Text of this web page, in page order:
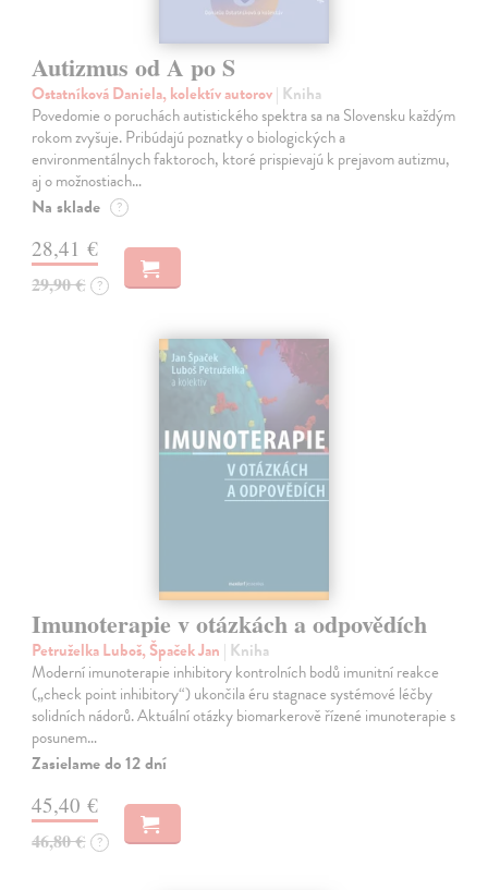
Autizmus od A po S
Ostatníková Daniela, kolektív autorov| Kniha
Povedomie o poruchách autistického spektra sa na Slovensku každým
rokom zvyšuje. Pribúdajú poznatky o biologických a
environmentálnych faktoroch, ktoré prispievajú k prejavom autizmu,
aj o možnostiach…
Na sklade ?
28,41 €
29,90 € ?
Imunoterapie v otázkách a odpovědích
Petruželka Luboš, Špaček Jan | Kniha
Moderní imunoterapie inhibitory kontrolních bodů imunitní reakce
(„check point inhibitory“) ukončila éru stagnace systémové léčby
solidních nádorů. Aktuální otázky biomarkerově řízené imunoterapie s
posunem…
Zasielame do 12 dní
45,40 €
46,80 € ?